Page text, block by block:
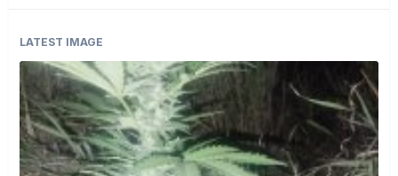
LATEST IMAGE